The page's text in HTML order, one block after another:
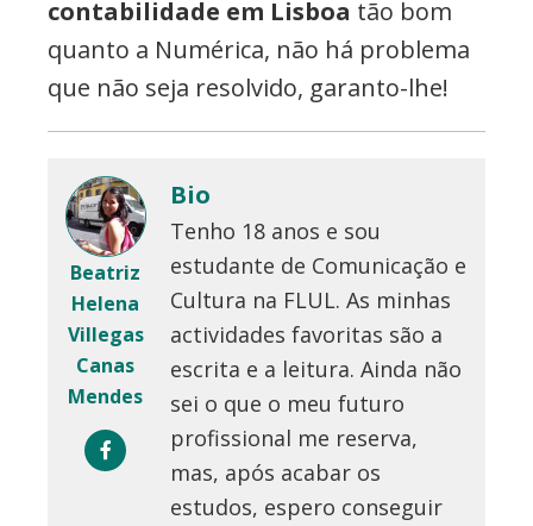
contabilidade em Lisboa tão bom
quanto a Numérica, não há problema
que não seja resolvido, garanto-lhe!
Beatriz
Helena
Villegas
Canas
Mendes
Bio
Tenho 18 anos e sou
estudante de Comunicação e
Cultura na FLUL. As minhas
actividades favoritas são a
escrita e a leitura. Ainda não
sei o que o meu futuro
profissional me reserva,
mas, após acabar os
estudos, espero conseguir